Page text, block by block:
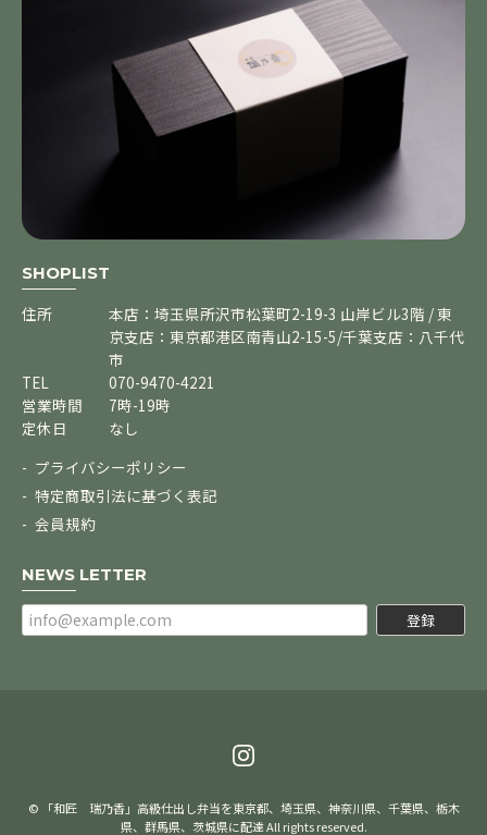
SHOPLIST
住所
本店：埼玉県所沢市松葉町2-19-3 山岸ビル3階 / 東
京支店：東京都港区南青山2-15-5/千葉支店：八千代
市
TEL
070-9470-4221
営業時間
7時-19時
定休日
なし
プライバシーポリシー
特定商取引法に基づく表記
会員規約
NEWS LETTER
登録
© 「和匠 瑞乃香」高級仕出し弁当を東京都、埼玉県、神奈川県、千葉県、栃木
県、群馬県、茨城県に配達 All rights reserved.